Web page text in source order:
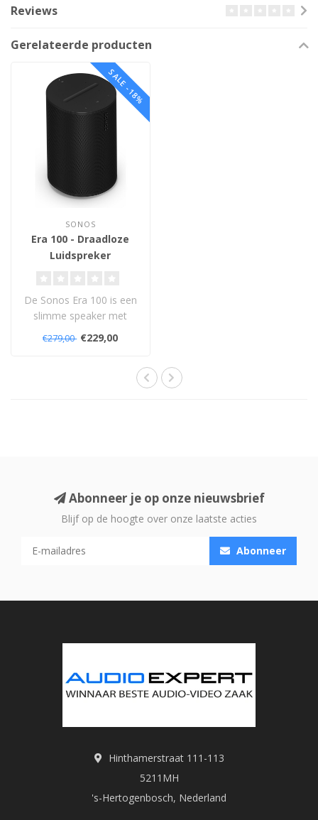
Reviews
Gerelateerde producten
SALE -18%
SONOS
Era 100 - Draadloze
Luidspreker
De Sonos Era 100 is een
slimme speaker met
next-gen stereogeluid,
diepe bass, wi..
€279,00 €229,00
Abonneer je op onze nieuwsbrief
Blijf op de hoogte over onze laatste acties
Abonneer
Hinthamerstraat 111-113
5211MH
's-Hertogenbosch, Nederland